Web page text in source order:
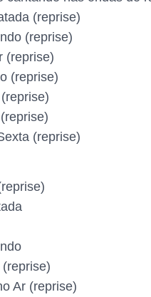
(reprise)
(reprise)
(reprise)
(reprise)
(reprise)
Ar (reprise)